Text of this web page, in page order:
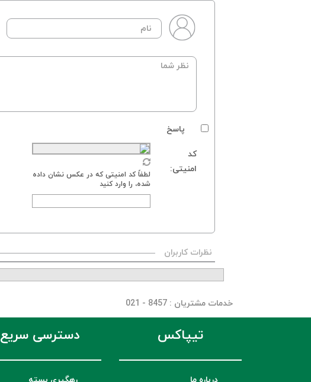
پاسخ
کد
امنیتی:
لطفاً کد امنیتی که در عکس نشان داده
شده، را وارد کنید
نظرات کاربران
خدمات مشتریان : 8457 - 021
تیپاکس دسترسی سریع